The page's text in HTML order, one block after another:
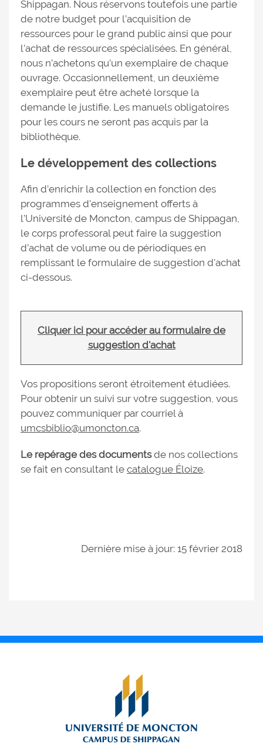
Shippagan. Nous réservons toutefois une partie
de notre budget pour l’acquisition de
ressources pour le grand public ainsi que pour
l’achat de ressources spécialisées. En général,
nous n’achetons qu’un exemplaire de chaque
ouvrage. Occasionnellement, un deuxième
exemplaire peut être acheté lorsque la
demande le justifie. Les manuels obligatoires
pour les cours ne seront pas acquis par la
bibliothèque.
Le développement des collections
Afin d’enrichir la collection en fonction des
programmes d'enseignement offerts à
l'Université de Moncton, campus de Shippagan,
le corps professoral peut faire la suggestion
d’achat de volume ou de périodiques en
remplissant le formulaire de suggestion d'achat
ci-dessous.
Cliquer ici pour accéder au formulaire de
suggestion d'achat
Vos propositions seront étroitement étudiées.
Pour obtenir un suivi sur votre suggestion, vous
pouvez communiquer par courriel à
umcsbiblio@umoncton.ca.
Le repérage des documentsde nos collections
se fait en consultant le catalogue Éloize.
Dernière mise à jour: 15 février 2018